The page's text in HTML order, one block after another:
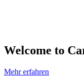
Welcome to
Mehr erfahren